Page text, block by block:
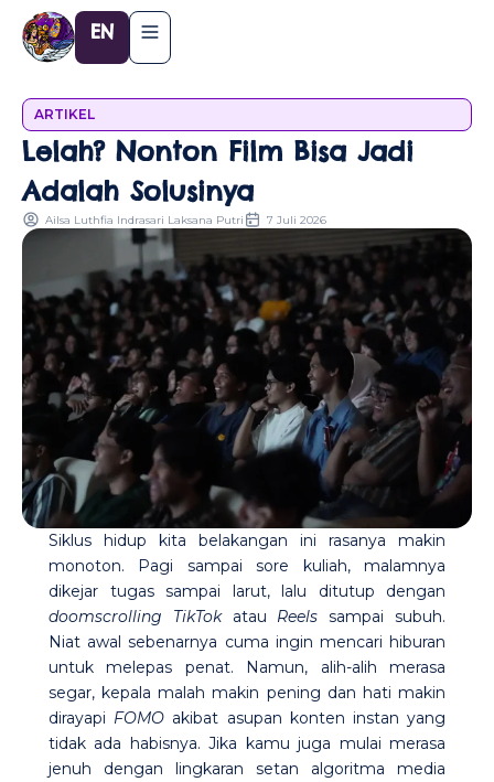
Lewati
konten
EN
ARTIKEL
Lelah? Nonton Film Bisa Jadi
Adalah Solusinya
Ailsa Luthfia Indrasari Laksana Putri 7 Juli 2026
Siklus hidup kita belakangan ini rasanya makin
monoton. Pagi sampai sore kuliah, malamnya
dikejar tugas sampai larut, lalu ditutup dengan
doomscrolling TikTokatau Reels sampai subuh.
Niat awal sebenarnya cuma ingin mencari hiburan
untuk melepas penat. Namun, alih-alih merasa
segar, kepala malah makin pening dan hati makin
dirayapi FOMO akibat asupan konten instan yang
tidak ada habisnya. Jika kamu juga mulai merasa
jenuh dengan lingkaran setan algoritma media